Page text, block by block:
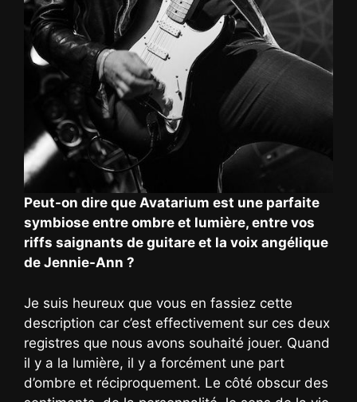
Peut-on dire que Avatarium est une parfaite
symbiose entre ombre et lumière, entre vos
riffs saignants de guitare et la voix angélique
de Jennie-Ann ?
Je suis heureux que vous en fassiez cette
description car c’est effectivement sur ces deux
registres que nous avons souhaité jouer. Quand
il y a la lumière, il y a forcément une part
d’ombre et réciproquement. Le côté obscur des